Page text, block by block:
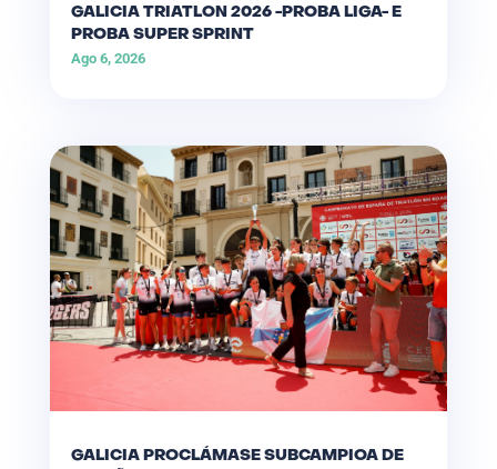
GALICIA TRIATLON 2026 -PROBA LIGA- E
PROBA SUPER SPRINT
Ago 6, 2026
GALICIA PROCLÁMASE SUBCAMPIOA DE